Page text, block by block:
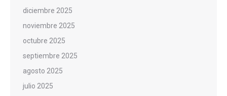
diciembre 2025
noviembre 2025
octubre 2025
septiembre 2025
agosto 2025
julio 2025